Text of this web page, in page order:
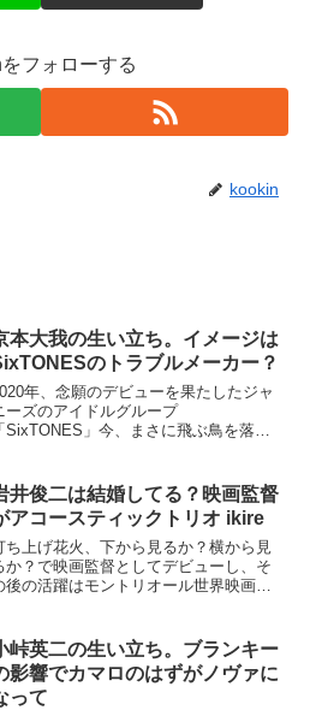
フォローする
kookin
本大我の生い立ち。イメージは
のトラブルメーカー？
年、念願のデビューを果たしたジャ
ーズのアイドルグループ
「SixTONES」今、まさに飛ぶ鳥を落と
しているのが京本大我さんです。お父
んは、必殺仕事人で...
井俊二は結婚してる？映画監督
アコースティックトリオ ikire
ち上げ花火、下から見るか？横から見
か？で映画監督としてデビューし、そ
後の活躍はモントリオール世界映画祭
んはご存じでしょうか？今回は、そん
日本を代表する映画監督...
峠英二の生い立ち。ブランキー
影響でカマロのはずがノヴァに
って